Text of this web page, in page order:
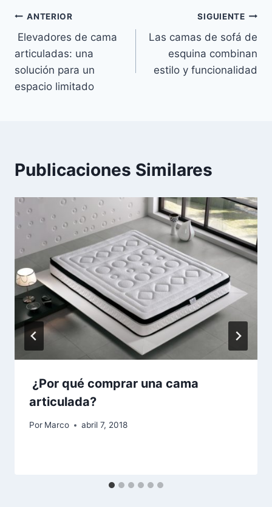
Navegación
de
entradas
ANTERIOR
Elevadores de cama
articuladas: una
solución para un
espacio limitado
SIGUIENTE
Las camas de sofá de
esquina combinan
estilo y funcionalidad
Publicaciones Similares
¿Por qué comprar una cama
articulada?
Por Marco abril 7, 2018